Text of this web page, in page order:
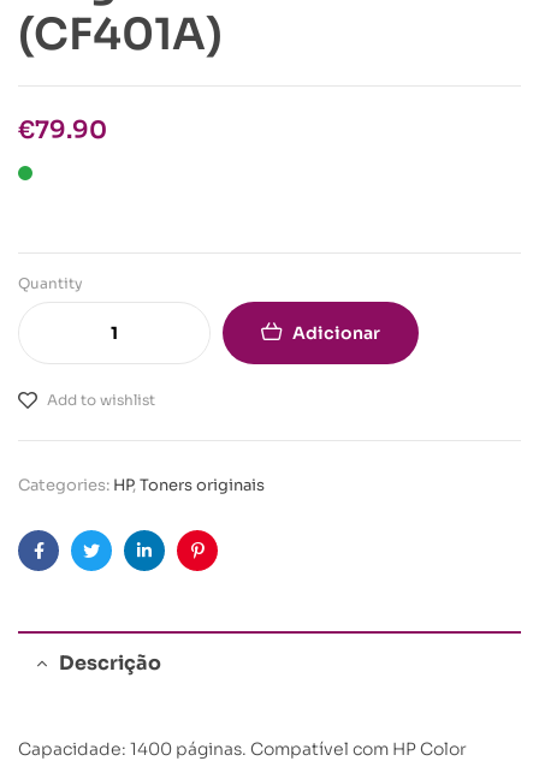
(CF401A)
€79.90
Quantity
Adicionar
Add to wishlist
Categories: HP,Toners originais
FacebookTwitterLinkedinPinterest
Descrição
Capacidade: 1400 páginas. Compatível com HP Color